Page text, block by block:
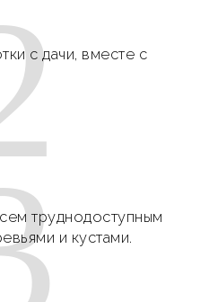
с дачи, вместе с
труднодоступным
и кустами.